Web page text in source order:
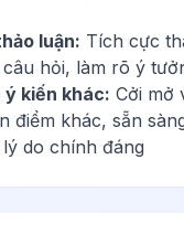
luận: Tích cực
hỏi, làm rõ ý
ý kiến khác: Cởi mở
điểm khác, sẵn
do chính đáng